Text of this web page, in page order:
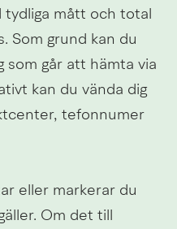
tydliga mått och total
Som grund kan du
annan webbplats.
kan du vända dig
eller markerar du
Om det till